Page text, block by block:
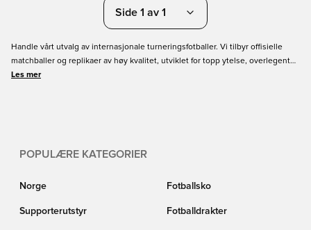
Side 1 av 1
Handle vårt utvalg av internasjonale turneringsfotballer. Vi tilbyr offisielle
matchballer og replikaer av høy kvalitet, utviklet for topp ytelse, overlegent
grep og presisjon på alle underlag. Utforsk et utvalg av størrelser og stiler
Les mer
POPULÆRE KATEGORIER
Norge Fotballsko
Supporterutstyr Fotballdrakter